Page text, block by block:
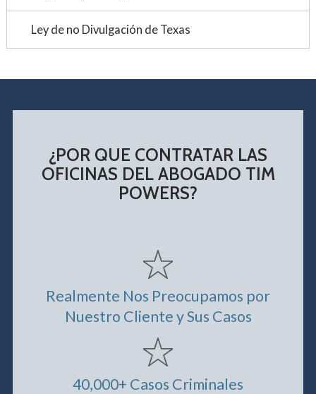
Ley de no Divulgación de Texas
¿POR QUE CONTRATAR LAS
OFICINAS DEL ABOGADO TIM
POWERS?
Realmente Nos Preocupamos por
Nuestro Cliente y Sus Casos
40,000+ Casos Criminales